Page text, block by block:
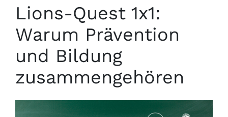
Lions-Quest 1x1:
Warum Prävention
und Bildung
zusammengehören